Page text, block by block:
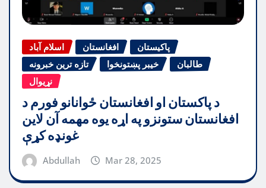
اسلام آباد افغانستان
پاکیستان
تازه ترین خبرونه
خیبر پښتونخوا
طالبان
نړیوال
د پاکستان او افغانستان ځوانانو فورم د
افغانستان ستونزو په اړه یوه مهمه آن لاین
غونډه کړې
Abdullah Mar 28, 2025